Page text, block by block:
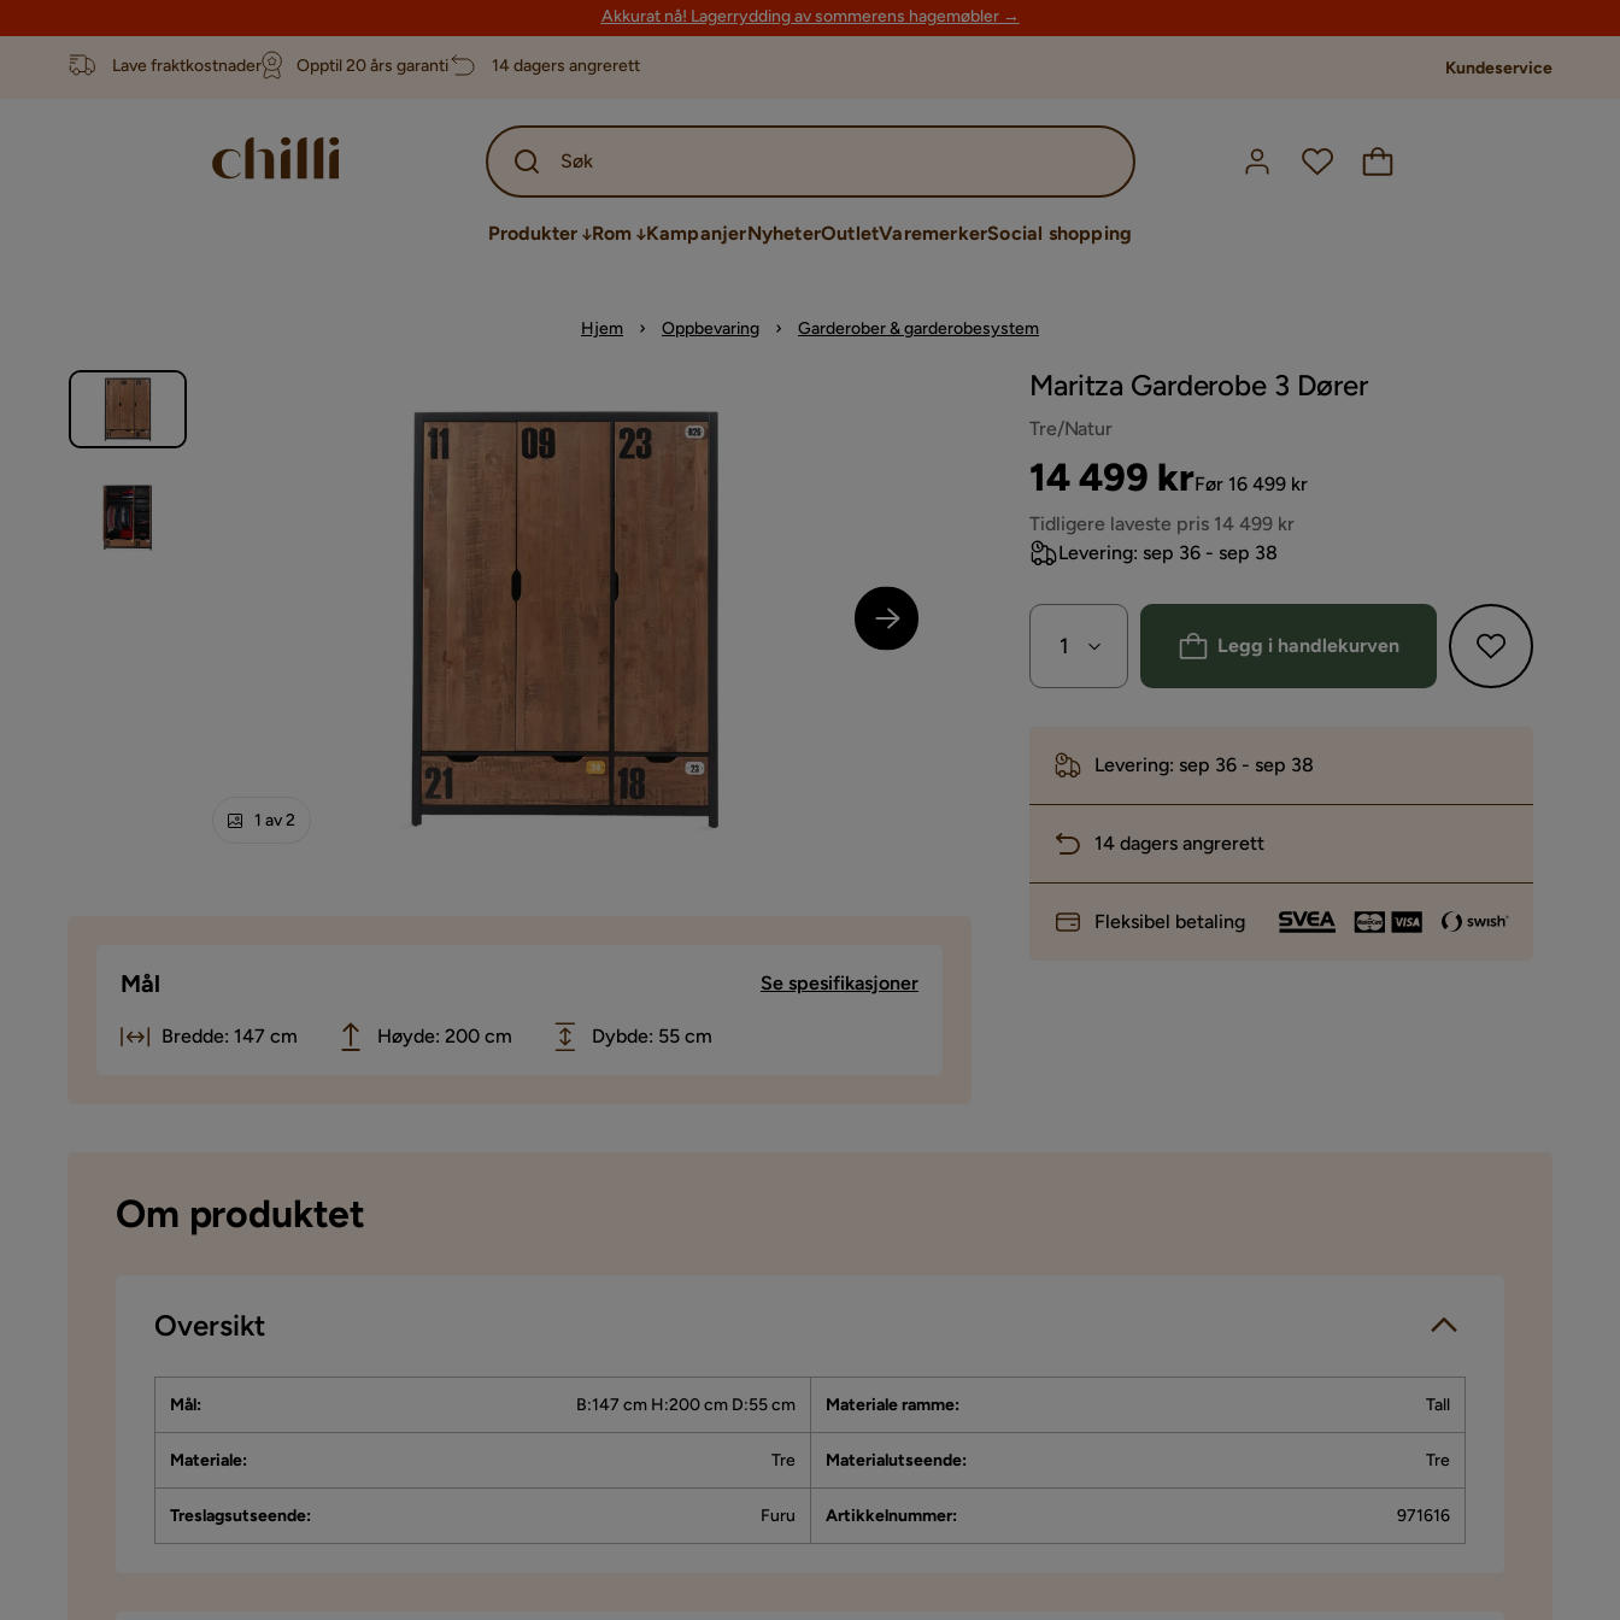
Akkurat nå! Lagerrydding av sommerens hagemøbler →
Lave fraktkostnader Opptil 20 års garanti 14 dagers angrerett Kundeservice
Søk
Produkter Rom KampanjerNyheterOutletVaremerkerSocial shopping
Hjem Oppbevaring Garderober & garderobesystem
1 av 2
Mål Se spesifikasjoner
Bredde: 147 cm Høyde: 200 cm Dybde: 55 cm
Maritza Garderobe 3 Dører
Tre/Natur
Pris
14 499 kr
Original
Pris
Før 16 499 kr
Tidligere laveste pris 14 499 kr
Levering: sep 36 - sep 38
Legg i handlekurven
Levering: sep 36 - sep 38
14 dagers angrerett
Fleksibel betaling
Om produktet
Oversikt
Mål: B:147 cm H:200 cm D:55 cm Materiale ramme: Tall
Materiale: Tre Materialutseende: Tre
Treslagsutseende: Furu Artikkelnummer: 971616